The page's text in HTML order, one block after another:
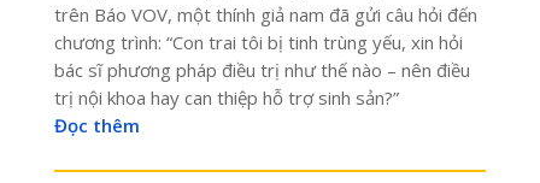
trên Báo VOV, một thính giả nam đã gửi câu hỏi đến
chương trình: “Con trai tôi bị tinh trùng yếu, xin hỏi
bác sĩ phương pháp điều trị như thế nào – nên điều
trị nội khoa hay can thiệp hỗ trợ sinh sản?”
Đọc thêm